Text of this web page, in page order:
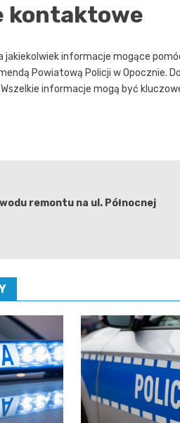
kontaktowe
jakiekolwiek informacje mogące
Powiatową Policji w Opocznie.
informacje mogą być
remontu na ul. Północnej